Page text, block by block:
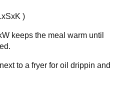
)
keeps the meal warm until
to a fryer for oil drippin and